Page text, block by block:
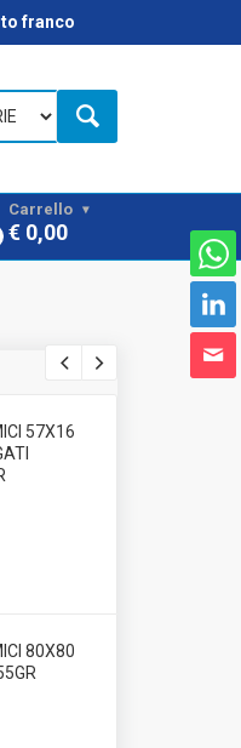
franco
Carrello
€ 0,00
57X16
80X80